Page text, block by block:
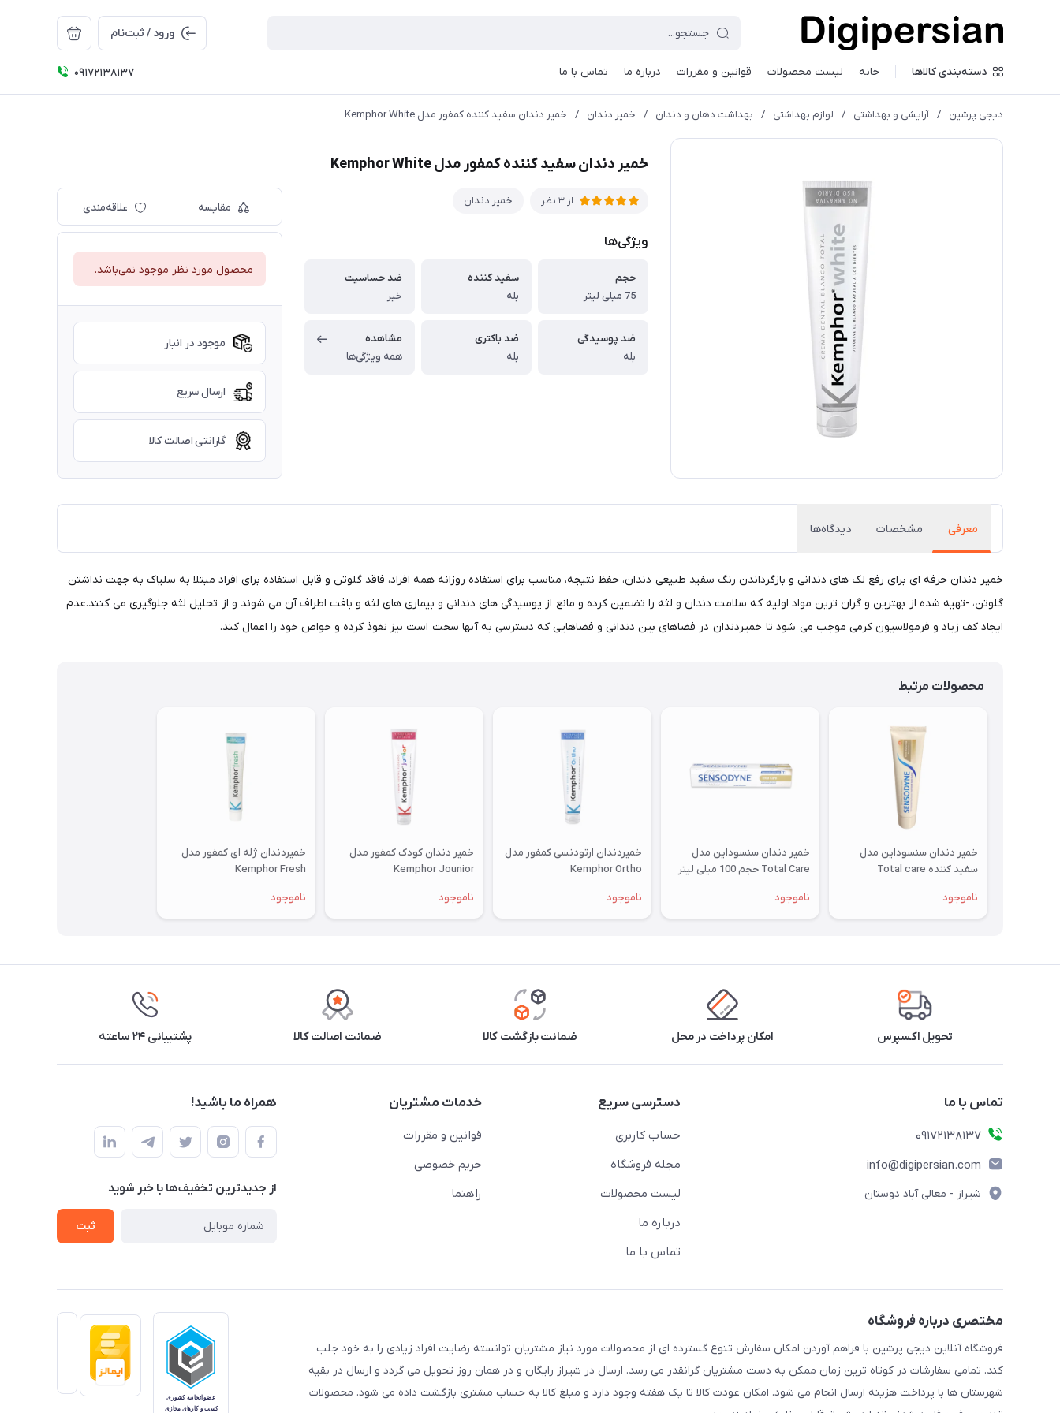
ورود / ثبت‌نام
دسته‌بندی کالاها خانه لیست محصولات قوانین و مقررات درباره ما تماس با ما 09172138137
دیجی پرشین / آرایشی و بهداشتی / لوازم بهداشتی / بهداشت دهان و دندان / خمیر دندان / خمیر دندان سفید کننده کمفور مدل Kemphor White
خمیر دندان سفید کننده کمفور مدل Kemphor White
از 3 نظر خمیر دندان
ویژگی‌ها
حجم
75 میلی لیتر
سفید کننده
بله
ضد حساسیت
خیر
ضد پوسیدگی
بله
ضد باکتری
بله
مشاهده
همه ویژگی‌ها
مقایسه علاقه‌مندی
محصول مورد نظر موجود نمی‌باشد.
موجود در انبار
ارسال سریع
گارانتی اصالت کالا
معرفی مشخصات دیدگاه‌ها
خمیر دندان حرفه ای برای رفع لک های دندانی و بازگرداندن رنگ سفید طبیعی دندان، حفظ نتیجه، مناسب برای استفاده روزانه همه افراد، فاقد گلوتن و قابل استفاده برای افراد مبتلا به سلیاک به جهت نداشتن
گلوتن، -تهیه شده از بهترین و گران ترین مواد اولیه که سلامت دندان و لثه را تضمین کرده و مانع از پوسیدگی های دندانی و بیماری های لثه و بافت اطراف آن می شوند و از تحلیل لثه جلوگیری می کنند.عدم
ایجاد کف زیاد و فرمولاسیون کرمی موجب می شود تا خمیردندان در فضاهای بین دندانی و فضاهایی که دسترسی به آنها سخت است نیز نفوذ کرده و خواص خود را اعمال کند.
محصولات مرتبط
خمیر دندان سنسوداین مدل
سفید کننده Total care
ناموجود
خمیر دندان سنسوداین مدل
Total Care حجم 100 میلی لیتر
ناموجود
خمیردندان ارتودنسی کمفور مدل
Kemphor Ortho
ناموجود
خمیر دندان کودک کمفور مدل
Kemphor Jounior
ناموجود
خمیردندان ژله ای کمفور مدل
Kemphor Fresh
ناموجود
تحویل اکسپرس امکان پرداخت در محل ضمانت بازگشت کالا ضمانت اصالت کالا پشتیبانی ۲۴ ساعته
تماس با ما
09172138137
info@digipersian.com
شیراز - معالی آباد دوستان
دسترسی سریع
حساب کاربری
مجله فروشگاه
لیست محصولات
درباره ما
تماس با ما
خدمات مشتریان
قوانین و مقررات
حریم خصوصی
راهنما
همراه ما باشید!
از جدید‌ترین تخفیف‌ها با‌ خبر شوید
ثبت
مختصری درباره فروشگاه
فروشگاه آنلاین دیجی پرشین با فراهم آوردن امکان سفارش تنوع گسترده ای از محصولات مورد نیاز مشتریان توانسته رضایت افراد زیادی را به خود جلب
کند. تمامی سفارشات در کوتاه ترین زمان ممکن به دست مشتریان گرانقدر می رسد. ارسال در شیراز رایگان و در همان روز تحویل می گردد و ارسال در بقیه
شهرستان ها با پرداخت هزینه ارسال انجام می شود. امکان عودت کالا تا یک هفته وجود دارد و مبلغ کالا به حساب مشتری بازگشت داده می شود. محصولات